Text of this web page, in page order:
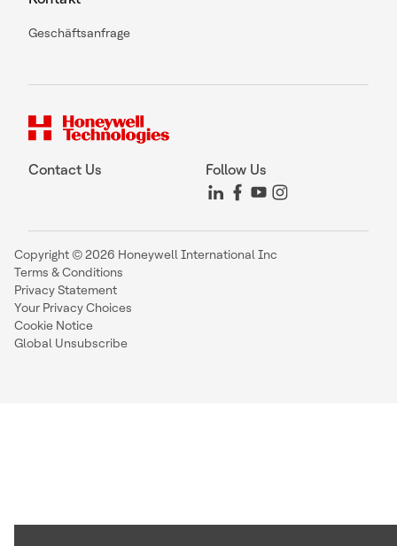
Geschäftsanfrage
Contact Us Follow Us
Copyright © 2026 Honeywell International Inc
Terms & Conditions
Privacy Statement
Your Privacy Choices
Cookie Notice
Global Unsubscribe